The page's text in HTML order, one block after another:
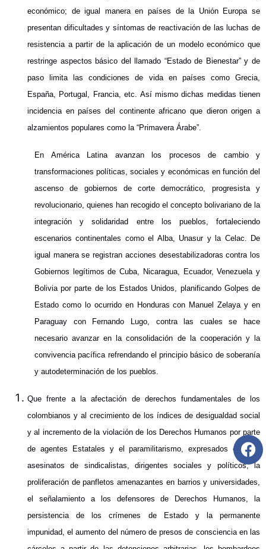
económico; de igual manera en países de la Unión Europa se
presentan dificultades y síntomas de reactivación de las luchas de
resistencia a partir de la aplicación de un modelo económico que
restringe aspectos básico del llamado “Estado de Bienestar” y de
paso limita las condiciones de vida en países como Grecia,
España, Portugal, Francia, etc. Así mismo dichas medidas tienen
incidencia en países del continente africano que dieron origen a
alzamientos populares como la “Primavera Árabe”.
En América Latina avanzan los procesos de cambio y
transformaciones políticas, sociales y económicas en función del
ascenso de gobiernos de corte democrático, progresista y
revolucionario, quienes han recogido el concepto bolivariano de la
integración y solidaridad entre los pueblos, fortaleciendo
escenarios continentales como el Alba, Unasur y la Celac. De
igual manera se registran acciones desestabilizadoras contra los
Gobiernos legítimos de Cuba, Nicaragua, Ecuador, Venezuela y
Bolivia por parte de los Estados Unidos, planificando Golpes de
Estado como lo ocurrido en Honduras con Manuel Zelaya y en
Paraguay con Fernando Lugo, contra las cuales se hace
necesario avanzar en la consolidación de la cooperación y la
convivencia pacífica refrendando el principio básico de soberanía
y autodeterminación de los pueblos.
Que frente a la afectación de derechos fundamentales de los
colombianos y al crecimiento de los índices de desigualdad social
y al incremento de la violación de los Derechos Humanos por parte
de agentes Estatales y el paramilitarismo, expresados con los
asesinatos de sindicalistas, dirigentes sociales y políticos, la
proliferación de panfletos amenazantes en barrios y universidades,
el señalamiento a los defensores de Derechos Humanos, la
persistencia de los crímenes de Estado y la permanente
impunidad, el aumento del número de presos de consciencia en las